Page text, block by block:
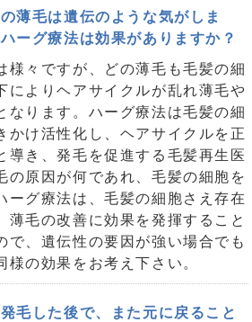
薄毛は遺伝のような気がしま
ーグ療法は効果がありますか？
様々ですが、どの薄毛も毛髪の細
によりヘアサイクルが乱れ薄毛や
なります。ハーグ療法は毛髪の細
かけ活性化し、ヘアサイクルを正
導き、発毛を促進する毛髪再生医
の原因が何であれ、毛髪の細胞を
ーグ療法は、毛髪の細胞さえ存在
薄毛の改善に効果を発揮すること
で、遺伝性の要因が強い場合でも
様の効果をお考え下さい。
毛した後で、また元に戻ること